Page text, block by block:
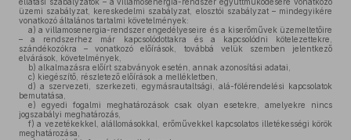
üzemi szabályzat, kereskedelmi szabályzat, elosztói szabályzat – mindegyikére
vonatkozó általános tartalmi követelmények:
a) a villamosenergia-rendszer engedélyeseire és a kiserőművek üzemeltetőire
– a rendszerhez már kapcsolódottakra és a kapcsolódni kötelezettekre,
szándékozókra – vonatkozó előírások, továbbá velük szemben jelentkező
elvárások, követelmények,
b) alkalmazásra előírt szabványok esetén, annak azonosítási adatai,
c) kiegészítő, részletező előírások a mellékletben,
d) a szervezeti, szerkezeti, egymásrautaltsági, alá-fölérendelési kapcsolatok
bemutatása,
e) egyedi fogalmi meghatározások csak olyan esetekre, amelyekre nincs
jogszabályi meghatározás,
f) a vezetékekkel, alállomásokkal, erőművekkel kapcsolatos illetékességi körök
meghatározása,